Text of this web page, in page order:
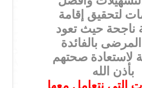
لتحقيق إقامة
ناجحة حيث تعود
بالفائدة
لاستعادة صحتهم
بأذن الله
التي نتعامل معها